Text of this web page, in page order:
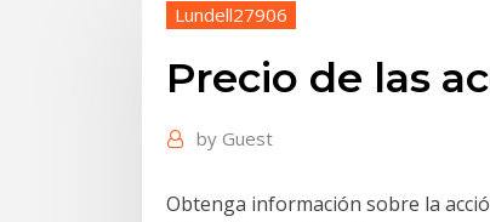
Lundell27906
Precio de las
by Guest
Obtenga información sobre la